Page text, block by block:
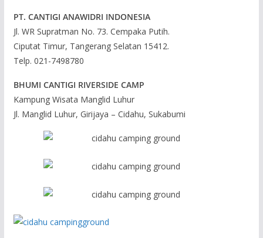
PT. CANTIGI ANAWIDRI INDONESIA
Jl. WR Supratman No. 73. Cempaka Putih.
Ciputat Timur, Tangerang Selatan 15412.
Telp. 021-7498780
BHUMI CANTIGI RIVERSIDE CAMP
Kampung Wisata Manglid Luhur
Jl. Manglid Luhur, Girijaya – Cidahu, Sukabumi